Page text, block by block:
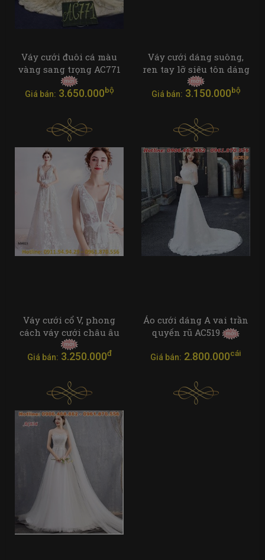
Váy cưới đuôi cá màu
vàng sang trọng AC771
Giá bán: 3.650.000bộ
Váy cưới dáng suông,
ren tay lỡ siêu tôn dáng
Giá bán: 3.150.000bộ
Váy cưới cổ V, phong
cách váy cưới châu âu
Giá bán: 3.250.000đ
Áo cưới dáng A vai trần
quyến rũ AC519
Giá bán: 2.800.000cái